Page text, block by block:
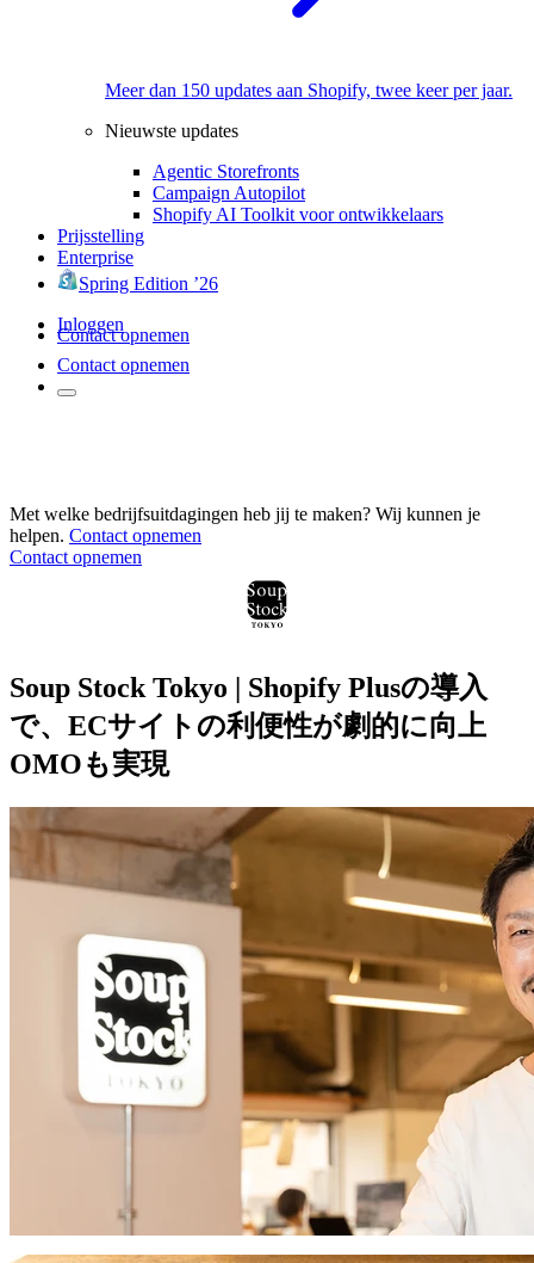
Meer dan 150 updates aan Shopify, twee keer per jaar.
Nieuwste updates
Agentic Storefronts
Campaign Autopilot
Shopify AI Toolkit voor ontwikkelaars
Prijsstelling
Enterprise
Spring Edition ’26
Inloggen
Contact opnemen
Contact opnemen
Met welke bedrijfsuitdagingen heb jij te maken? Wij kunnen je
helpen. Contact opnemen
Contact opnemen
Soup Stock Tokyo | Shopify Plusの導入
で、ECサイトの利便性が劇的に向上
OMOも実現